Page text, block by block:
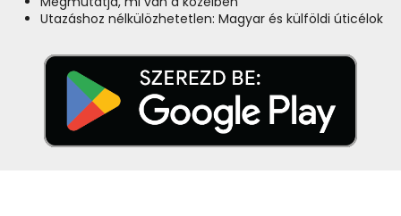
Utazáshoz nélkülözhetetlen: Magyar és külföldi úticélok